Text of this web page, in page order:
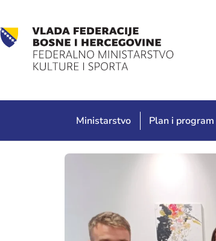
Ministarstvo Plan i program